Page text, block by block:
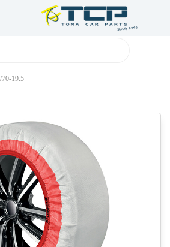
70-19.5